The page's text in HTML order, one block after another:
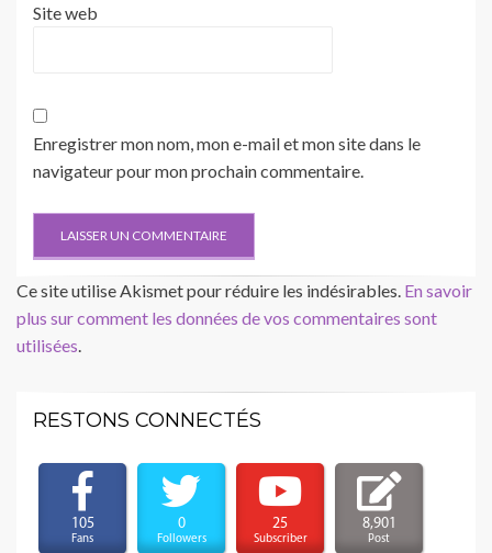
Site web
Enregistrer mon nom, mon e-mail et mon site dans le
navigateur pour mon prochain commentaire.
Ce site utilise Akismet pour réduire les indésirables. En savoir
plus sur comment les données de vos commentaires sont
utilisées.
RESTONS CONNECTÉS
105
Fans
0
Followers
25
Subscriber
8,901
Post